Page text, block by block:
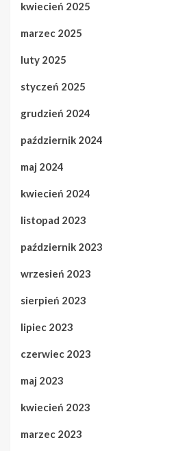
kwiecień 2025
marzec 2025
luty 2025
styczeń 2025
grudzień 2024
październik 2024
maj 2024
kwiecień 2024
listopad 2023
październik 2023
wrzesień 2023
sierpień 2023
lipiec 2023
czerwiec 2023
maj 2023
kwiecień 2023
marzec 2023